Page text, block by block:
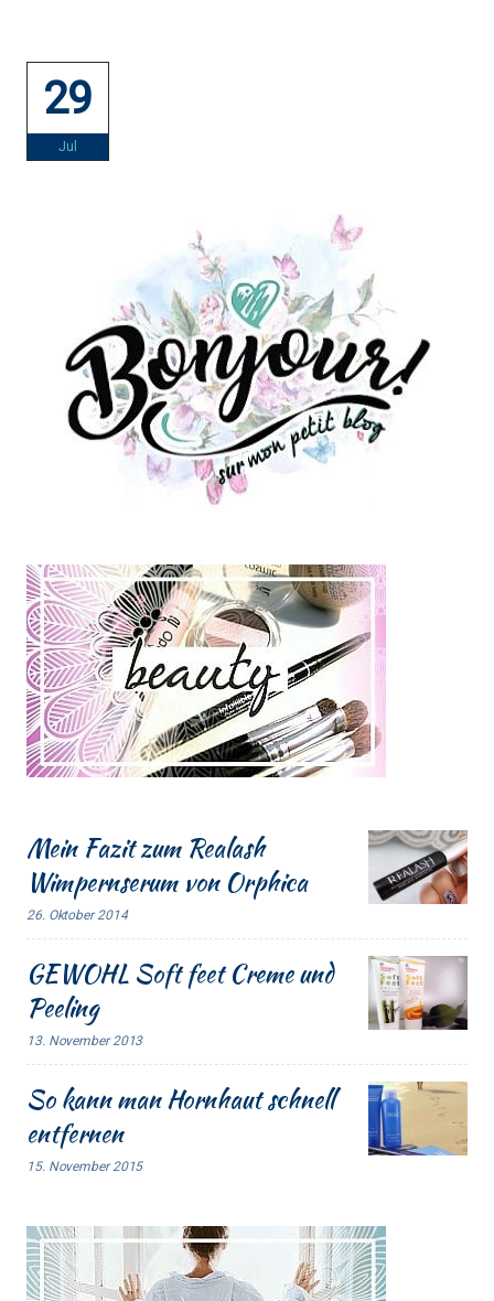
29
Jul
Mein Fazit zum Realash
Wimpernserum von Orphica
26. Oktober 2014
GEWOHL Soft feet Creme und
Peeling
13. November 2013
So kann man Hornhaut schnell
entfernen
15. November 2015